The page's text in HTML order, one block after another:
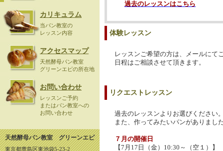
過去のレッスンはこちら
体験レッスン
レッスンご希望の方は、メールにて
日程はご相談させて頂きます。
リクエストレッスン
過去のレッスンよりお選びください
また、作ってみたいパンがありまし
７月の開催日
【7月17日（金）10:30～（空１）】
カリキュラム
当パン教室の
レッスン内容
アクセスマップ
天然酵母パン教室
グリーンエピの所在地
お問い合わせ
レッスンご予約
またはパン教室への
お問い合わせ
天然酵母パン教室 グリーンエピ
東京都豊島区東池袋5-23-2